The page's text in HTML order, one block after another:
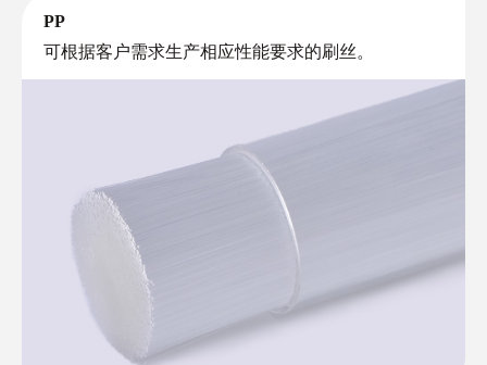
PP
可根据客户需求生产相应性能要求的刷丝。